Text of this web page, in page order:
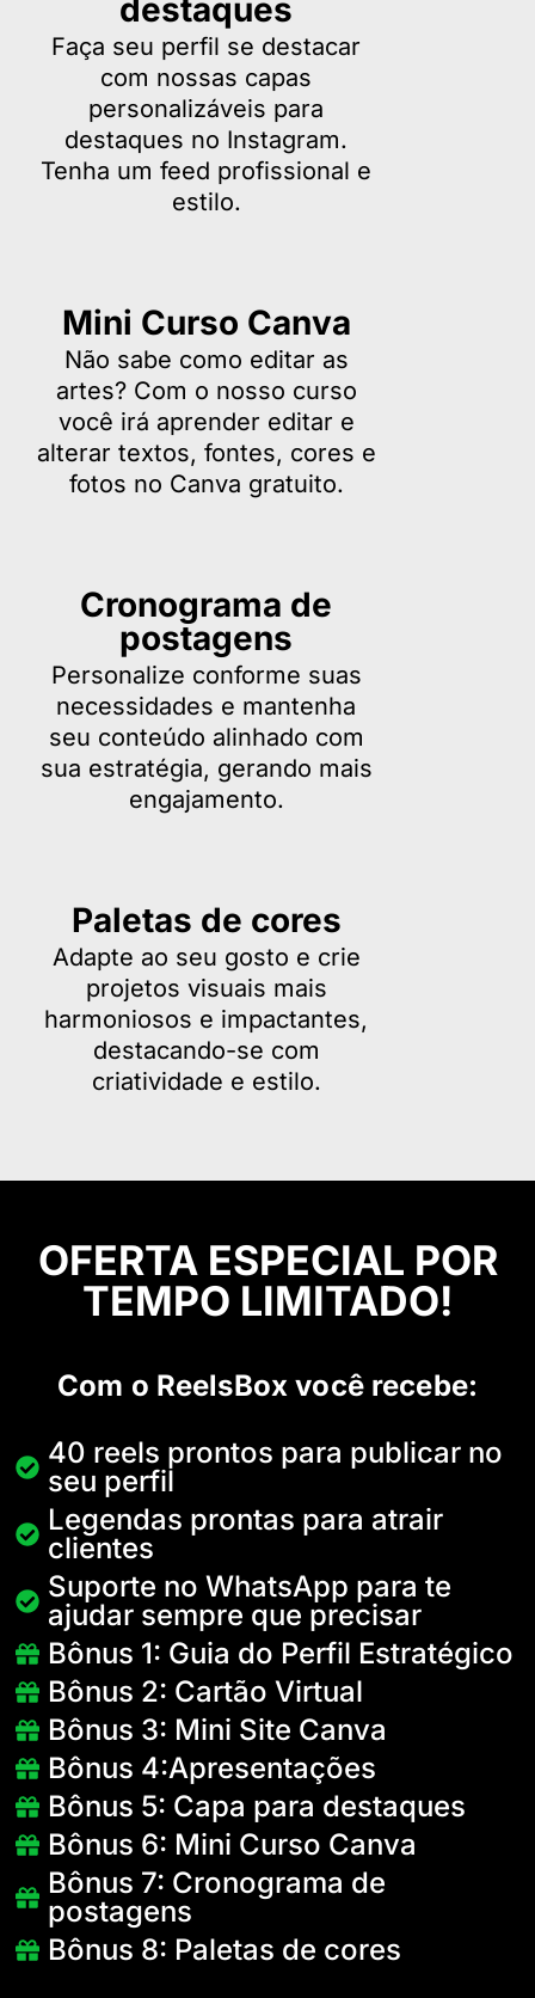
destaques
Faça seu perfil se destacar
com nossas capas
personalizáveis para
destaques no Instagram.
Tenha um feed profissional e
estilo.
Mini Curso Canva
Não sabe como editar as
artes? Com o nosso curso
você irá aprender editar e
alterar textos, fontes, cores e
fotos no Canva gratuito.
Cronograma de
postagens
Personalize conforme suas
necessidades e mantenha
seu conteúdo alinhado com
sua estratégia, gerando mais
engajamento.
Paletas de cores
Adapte ao seu gosto e crie
projetos visuais mais
harmoniosos e impactantes,
destacando-se com
criatividade e estilo.
OFERTA ESPECIAL POR
TEMPO LIMITADO!
Com o ReelsBox você recebe:
40 reels prontos para publicar no
seu perfil
Legendas prontas para atrair
clientes
Suporte no WhatsApp para te
ajudar sempre que precisar
Bônus 1: Guia do Perfil Estratégico
Bônus 2: Cartão Virtual
Bônus 3: Mini Site Canva
Bônus 4:Apresentações
Bônus 5: Capa para destaques
Bônus 6: Mini Curso Canva
Bônus 7: Cronograma de
postagens
Bônus 8: Paletas de cores